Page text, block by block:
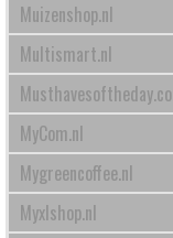
Muizenshop.nl
Multismart.nl
MyCom.nl
Mygreencoffee.nl
Myxlshop.nl